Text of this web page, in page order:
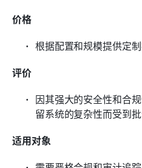
价格
根据配置和规模提供定制
评价
因其强大的安全性和合
留系统的复杂性而受到批
适用对象